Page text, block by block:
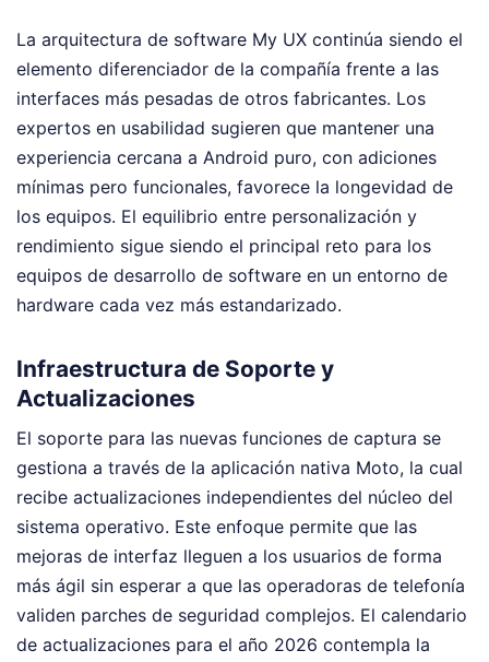
La arquitectura de software My UX continúa siendo el
elemento diferenciador de la compañía frente a las
interfaces más pesadas de otros fabricantes. Los
expertos en usabilidad sugieren que mantener una
experiencia cercana a Android puro, con adiciones
mínimas pero funcionales, favorece la longevidad de
los equipos. El equilibrio entre personalización y
rendimiento sigue siendo el principal reto para los
equipos de desarrollo de software en un entorno de
hardware cada vez más estandarizado.
Infraestructura de Soporte y
Actualizaciones
El soporte para las nuevas funciones de captura se
gestiona a través de la aplicación nativa Moto, la cual
recibe actualizaciones independientes del núcleo del
sistema operativo. Este enfoque permite que las
mejoras de interfaz lleguen a los usuarios de forma
más ágil sin esperar a que las operadoras de telefonía
validen parches de seguridad complejos. El calendario
de actualizaciones para el año 2026 contempla la